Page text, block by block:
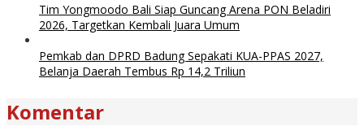
Tim Yongmoodo Bali Siap Guncang Arena PON Beladiri
2026, Targetkan Kembali Juara Umum
Pemkab dan DPRD Badung Sepakati KUA-PPAS 2027,
Belanja Daerah Tembus Rp 14,2 Triliun
Komentar